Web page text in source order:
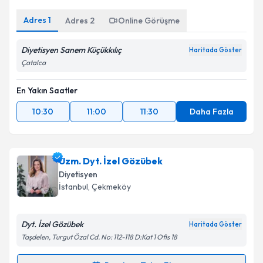
Metni'ni okudum ve kişisel verilerimin belirtilen
Takvim Talebini Gönder
Adres 1 Adres 2 Online Görüşme
Diyetisyen Sanem Küçükkılıç Haritada Göster
Çatalca
En Yakın Saatler
10:30
11:00 11:30 Daha Fazla
Uzm. Dyt. İzel Gözübek
Diyetisyen
İstanbul, Çekmeköy
Dyt. İzel Gözübek Haritada Göster
Taşdelen, Turgut Özal Cd. No: 112-118 D:Kat 1 Ofis 18